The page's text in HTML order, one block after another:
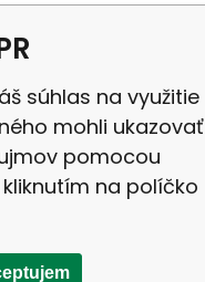
súhlas na využitie
mohli ukazovať
pomocou
na políčko